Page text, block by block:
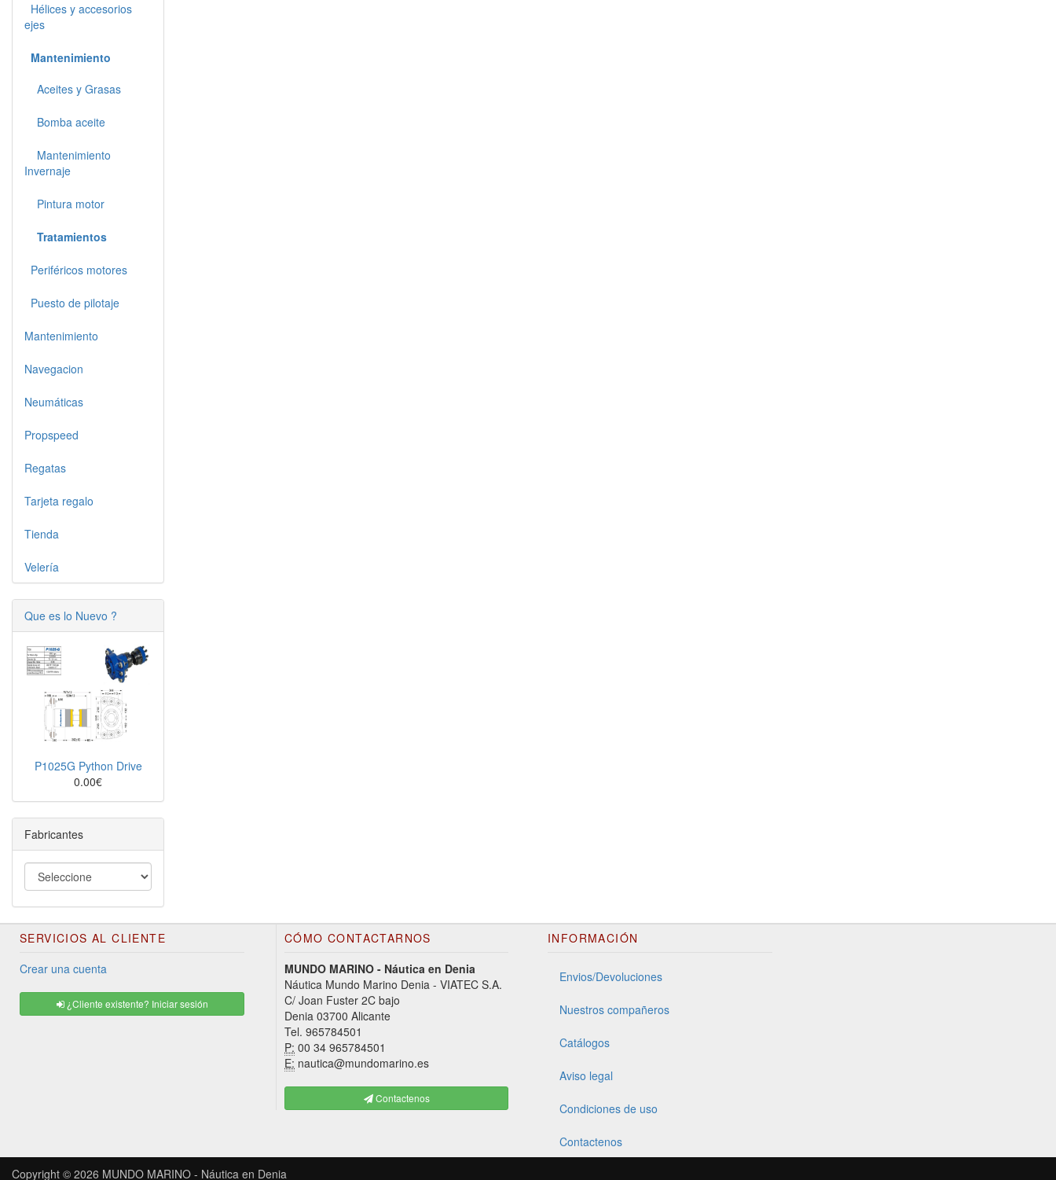
Hélices y accesorios
ejes
Mantenimiento
Aceites y Grasas
Bomba aceite
Mantenimiento
Invernaje
Pintura motor
Tratamientos
Periféricos motores
Puesto de pilotaje
Mantenimiento
Navegacion
Neumáticas
Propspeed
Regatas
Tarjeta regalo
Tienda
Velería
Que es lo Nuevo ?
P1025G Python Drive
0.00€
Fabricantes
SERVICIOS AL CLIENTE
Crear una cuenta
¿Cliente existente? Iniciar sesión
CÓMO CONTACTARNOS
MUNDO MARINO - Náutica en Denia
Náutica Mundo Marino Denia - VIATEC S.A.
C/ Joan Fuster 2C bajo
Denia 03700 Alicante
Tel. 965784501
P: 00 34 965784501
E: nautica@mundomarino.es
Contactenos
INFORMACIÓN
Envios/Devoluciones
Nuestros compañeros
Catálogos
Aviso legal
Condiciones de uso
Contactenos
Copyright © 2026 MUNDO MARINO - Náutica en Denia